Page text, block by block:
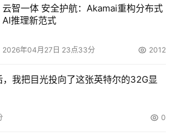
云智一体 安全护航：Akamai重构分布式
AI推理新范式
2026年04月27日 23点33分 2012
我把目光投向了这张英特尔的32G显
0